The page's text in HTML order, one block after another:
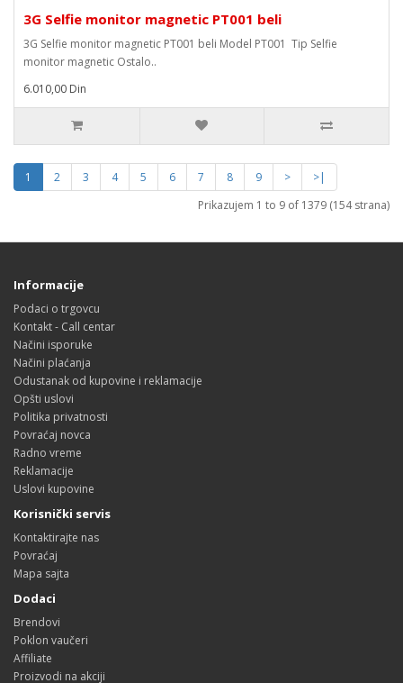
3G Selfie monitor magnetic PT001 beli
3G Selfie monitor magnetic PT001 beli Model PT001 Tip Selfie
monitor magnetic Ostalo..
6.010,00 Din
1 2 3 4 5 6 7 8 9 >
>|
Prikazujem 1 to 9 of 1379 (154 strana)
Informacije
Podaci o trgovcu
Kontakt - Call centar
Načini isporuke
Načini plaćanja
Odustanak od kupovine i reklamacije
Opšti uslovi
Politika privatnosti
Povraćaj novca
Radno vreme
Reklamacije
Uslovi kupovine
Korisnički servis
Kontaktirajte nas
Povraćaj
Mapa sajta
Dodaci
Brendovi
Poklon vaučeri
Affiliate
Proizvodi na akciji